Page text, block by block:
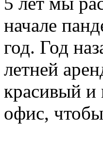
начале
год. Год
летней
красивый
офис,